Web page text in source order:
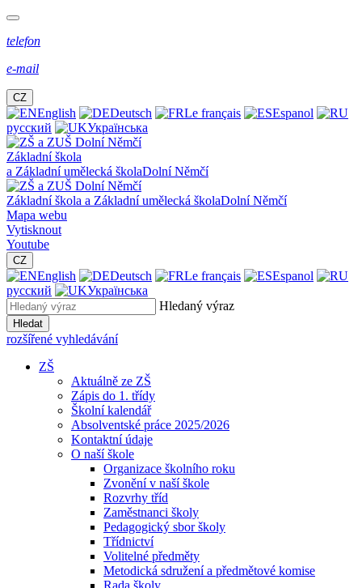
telefon
e-mail
CZ
English Deutsch Le français
Espanol
русский
Українська
Základní škola
a Základní umělecká školaDolní Němčí
Základní škola a Základní umělecká školaDolní Němčí
Mapa webu
Vytisknout
Youtube
CZ
English Deutsch Le français
Espanol
русский
Українська
Hledaný výraz
Hledat
rozšířené vyhledávání
ZŠ
Aktuálně ze ZŠ
Zápis do 1. třídy
Školní kalendář
Absolventské práce 2025/2026
Kontaktní údaje
O naší škole
Organizace školního roku
Zvonění v naší škole
Rozvrhy tříd
Zaměstnanci školy
Pedagogický sbor školy
Třídnictví
Volitelné předměty
Metodická sdružení a předmětové komise
Rada školy